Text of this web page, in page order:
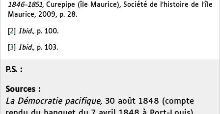
1846-1851, Curepipe (île Maurice), Société de l’histoire de l’île
Maurice, 2009, p. 28.
[2] Ibid., p. 100.
3 Ibid., p. 103.
P.S. :
Sources :
La Démocratie pacifique, 30 août 1848 (compte